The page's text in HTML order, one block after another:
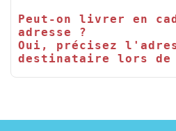
Peut-on livrer en
adresse ?
Oui, précisez
destinataire lors de